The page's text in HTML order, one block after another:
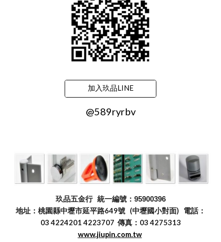
加入玖品LINE
@589ryrbv
玖品五金行 統一編號：95900396
地址：桃園縣中壢市延平路649號 (中壢國小對面) 電話：
03 4224201 4223707 傳真：03 4275313
www.jiupin.com.tw